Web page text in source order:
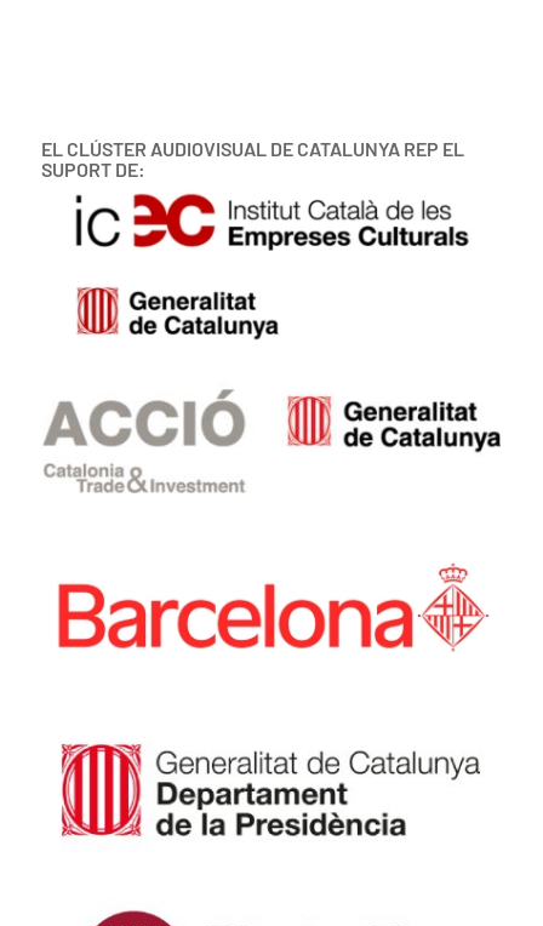
EL CLÚSTER AUDIOVISUAL DE CATALUNYA REP EL
SUPORT DE: